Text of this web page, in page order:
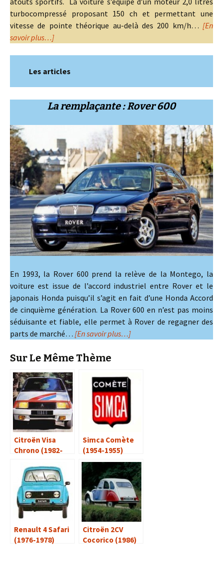
turbocompressé proposant 150 ch et permettant une
vitesse de pointe théorique au-delà des 200 km/h… [En
savoir plus…]
Les articles
La remplaçante : Rover 600
En 1993, la Rover 600 prend la relève de la Montego, la
voiture est issue de l’accord industriel entre Rover et le
japonais Honda puisqu’il s’agit en fait d’une Honda Accord
de cinquième génération. La Rover 600 en n’est pas moins
séduisante et fiable, elle permet à Rover de regagner des
parts de marché… [En savoir plus…]
Sur Le Même Thème
Citroën Visa
Chrono (1982-
Simca Comète
(1954-1955)
Renault 4 Safari
(1976-1978)
Citroën 2CV
Cocorico (1986)